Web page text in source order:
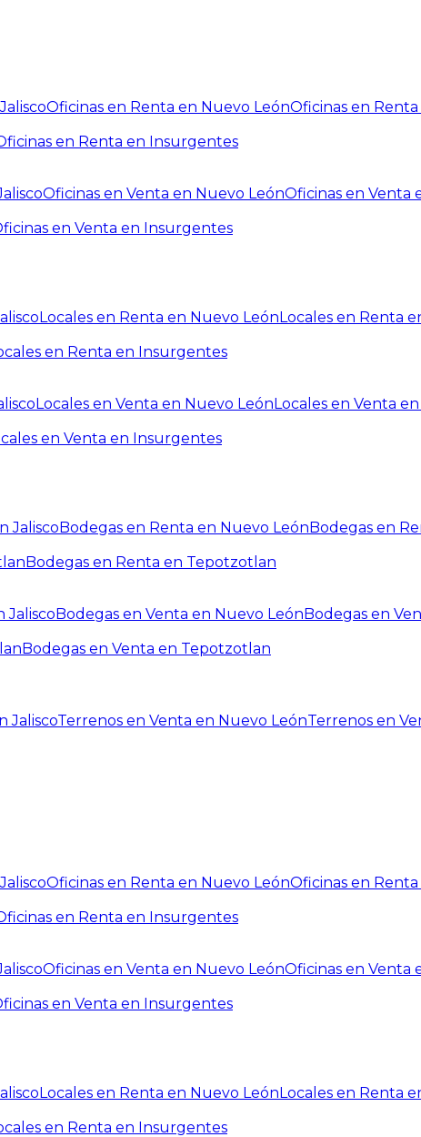
Oficinas en Renta en Nuevo LeónOficinas en
en Renta en Insurgentes
Oficinas en Venta en Nuevo LeónOficinas en Venta
en Venta en Insurgentes
Locales en Renta en Nuevo LeónLocales en Renta
en Renta en Insurgentes
Locales en Venta en Nuevo LeónLocales en Venta
en Venta en Insurgentes
JaliscoBodegas en Renta en Nuevo LeónBodegas en
Bodegas en Renta en Tepotzotlan
JaliscoBodegas en Venta en Nuevo LeónBodegas en
Bodegas en Venta en Tepotzotlan
JaliscoTerrenos en Venta en Nuevo LeónTerrenos en
Oficinas en Renta en Nuevo LeónOficinas en
en Renta en Insurgentes
Oficinas en Venta en Nuevo LeónOficinas en Venta
en Venta en Insurgentes
Locales en Renta en Nuevo LeónLocales en Renta
en Renta en Insurgentes